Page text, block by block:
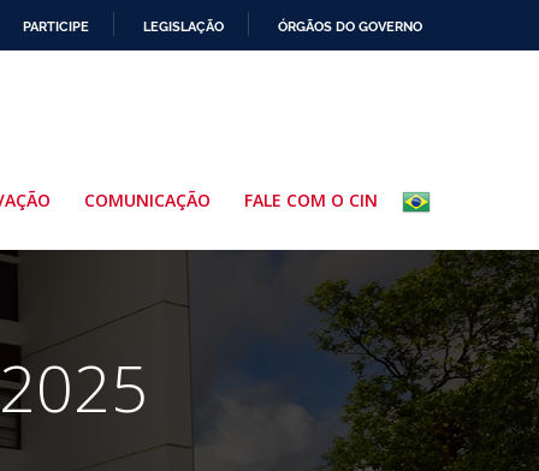
PARTICIPE LEGISLAÇÃO ÓRGÃOS DO GOVERNO
COMUNICAÇÃO FALE COM O CIN